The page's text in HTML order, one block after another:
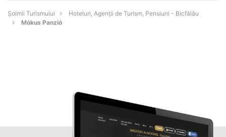
Șoimii Turismului
Hoteluri, Agenții de Turism, Pensiuni - Bicfălău
Mókus Panzió